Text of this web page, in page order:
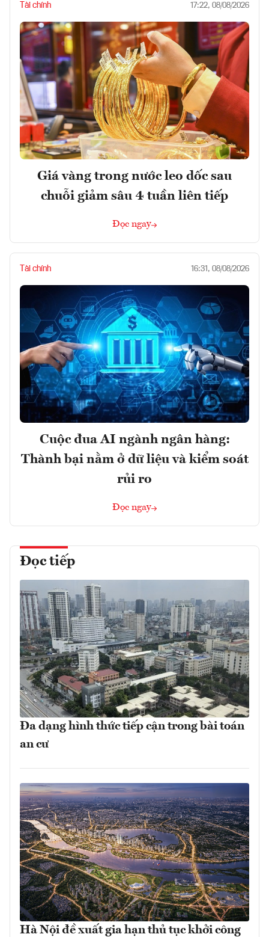
Tài chính 17:22, 08/08/2026
Giá vàng trong nước leo dốc sau
chuỗi giảm sâu 4 tuần liên tiếp
Đọc ngay
Tài chính 16:31, 08/08/2026
Cuộc đua AI ngành ngân hàng:
Thành bại nằm ở dữ liệu và kiểm soát
rủi ro
Đọc ngay
Đọc tiếp
Đa dạng hình thức tiếp cận trong bài toán
an cư
Hà Nội đề xuất gia hạn thủ tục khởi công